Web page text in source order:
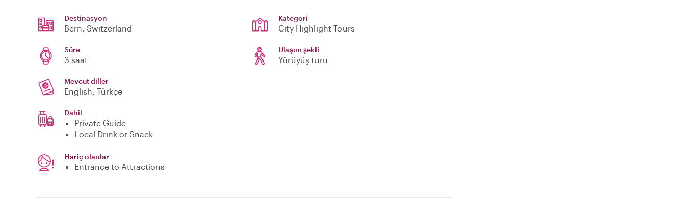
Destinasyon
Bern, Switzerland
Kategori
City Highlight Tours
Süre
3 saat
Ulaşım şekli
Yürüyüş turu
Mevcut diller
English, Türkçe
Dahil
Private Guide
Local Drink or Snack
Hariç olanlar
Entrance to Attractions